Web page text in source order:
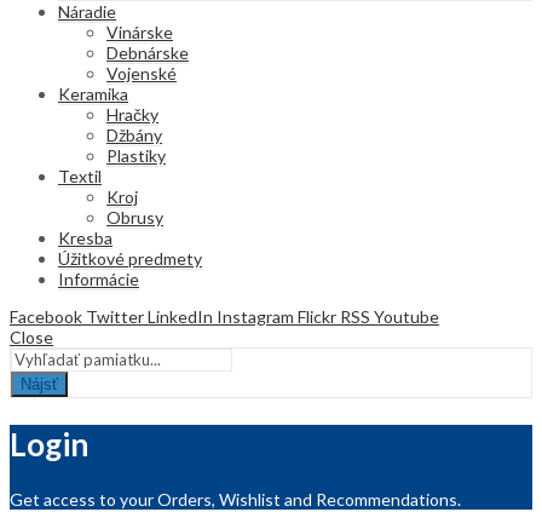
Náradie
Vinárske
Debnárske
Vojenské
Keramika
Hračky
Džbány
Plastiky
Textil
Kroj
Obrusy
Kresba
Úžitkové predmety
Informácie
Facebook TwitterLinkedIn Instagram Flickr RSS Youtube
Close
Nájsť
Login
Get access to your Orders, Wishlist and Recommendations.